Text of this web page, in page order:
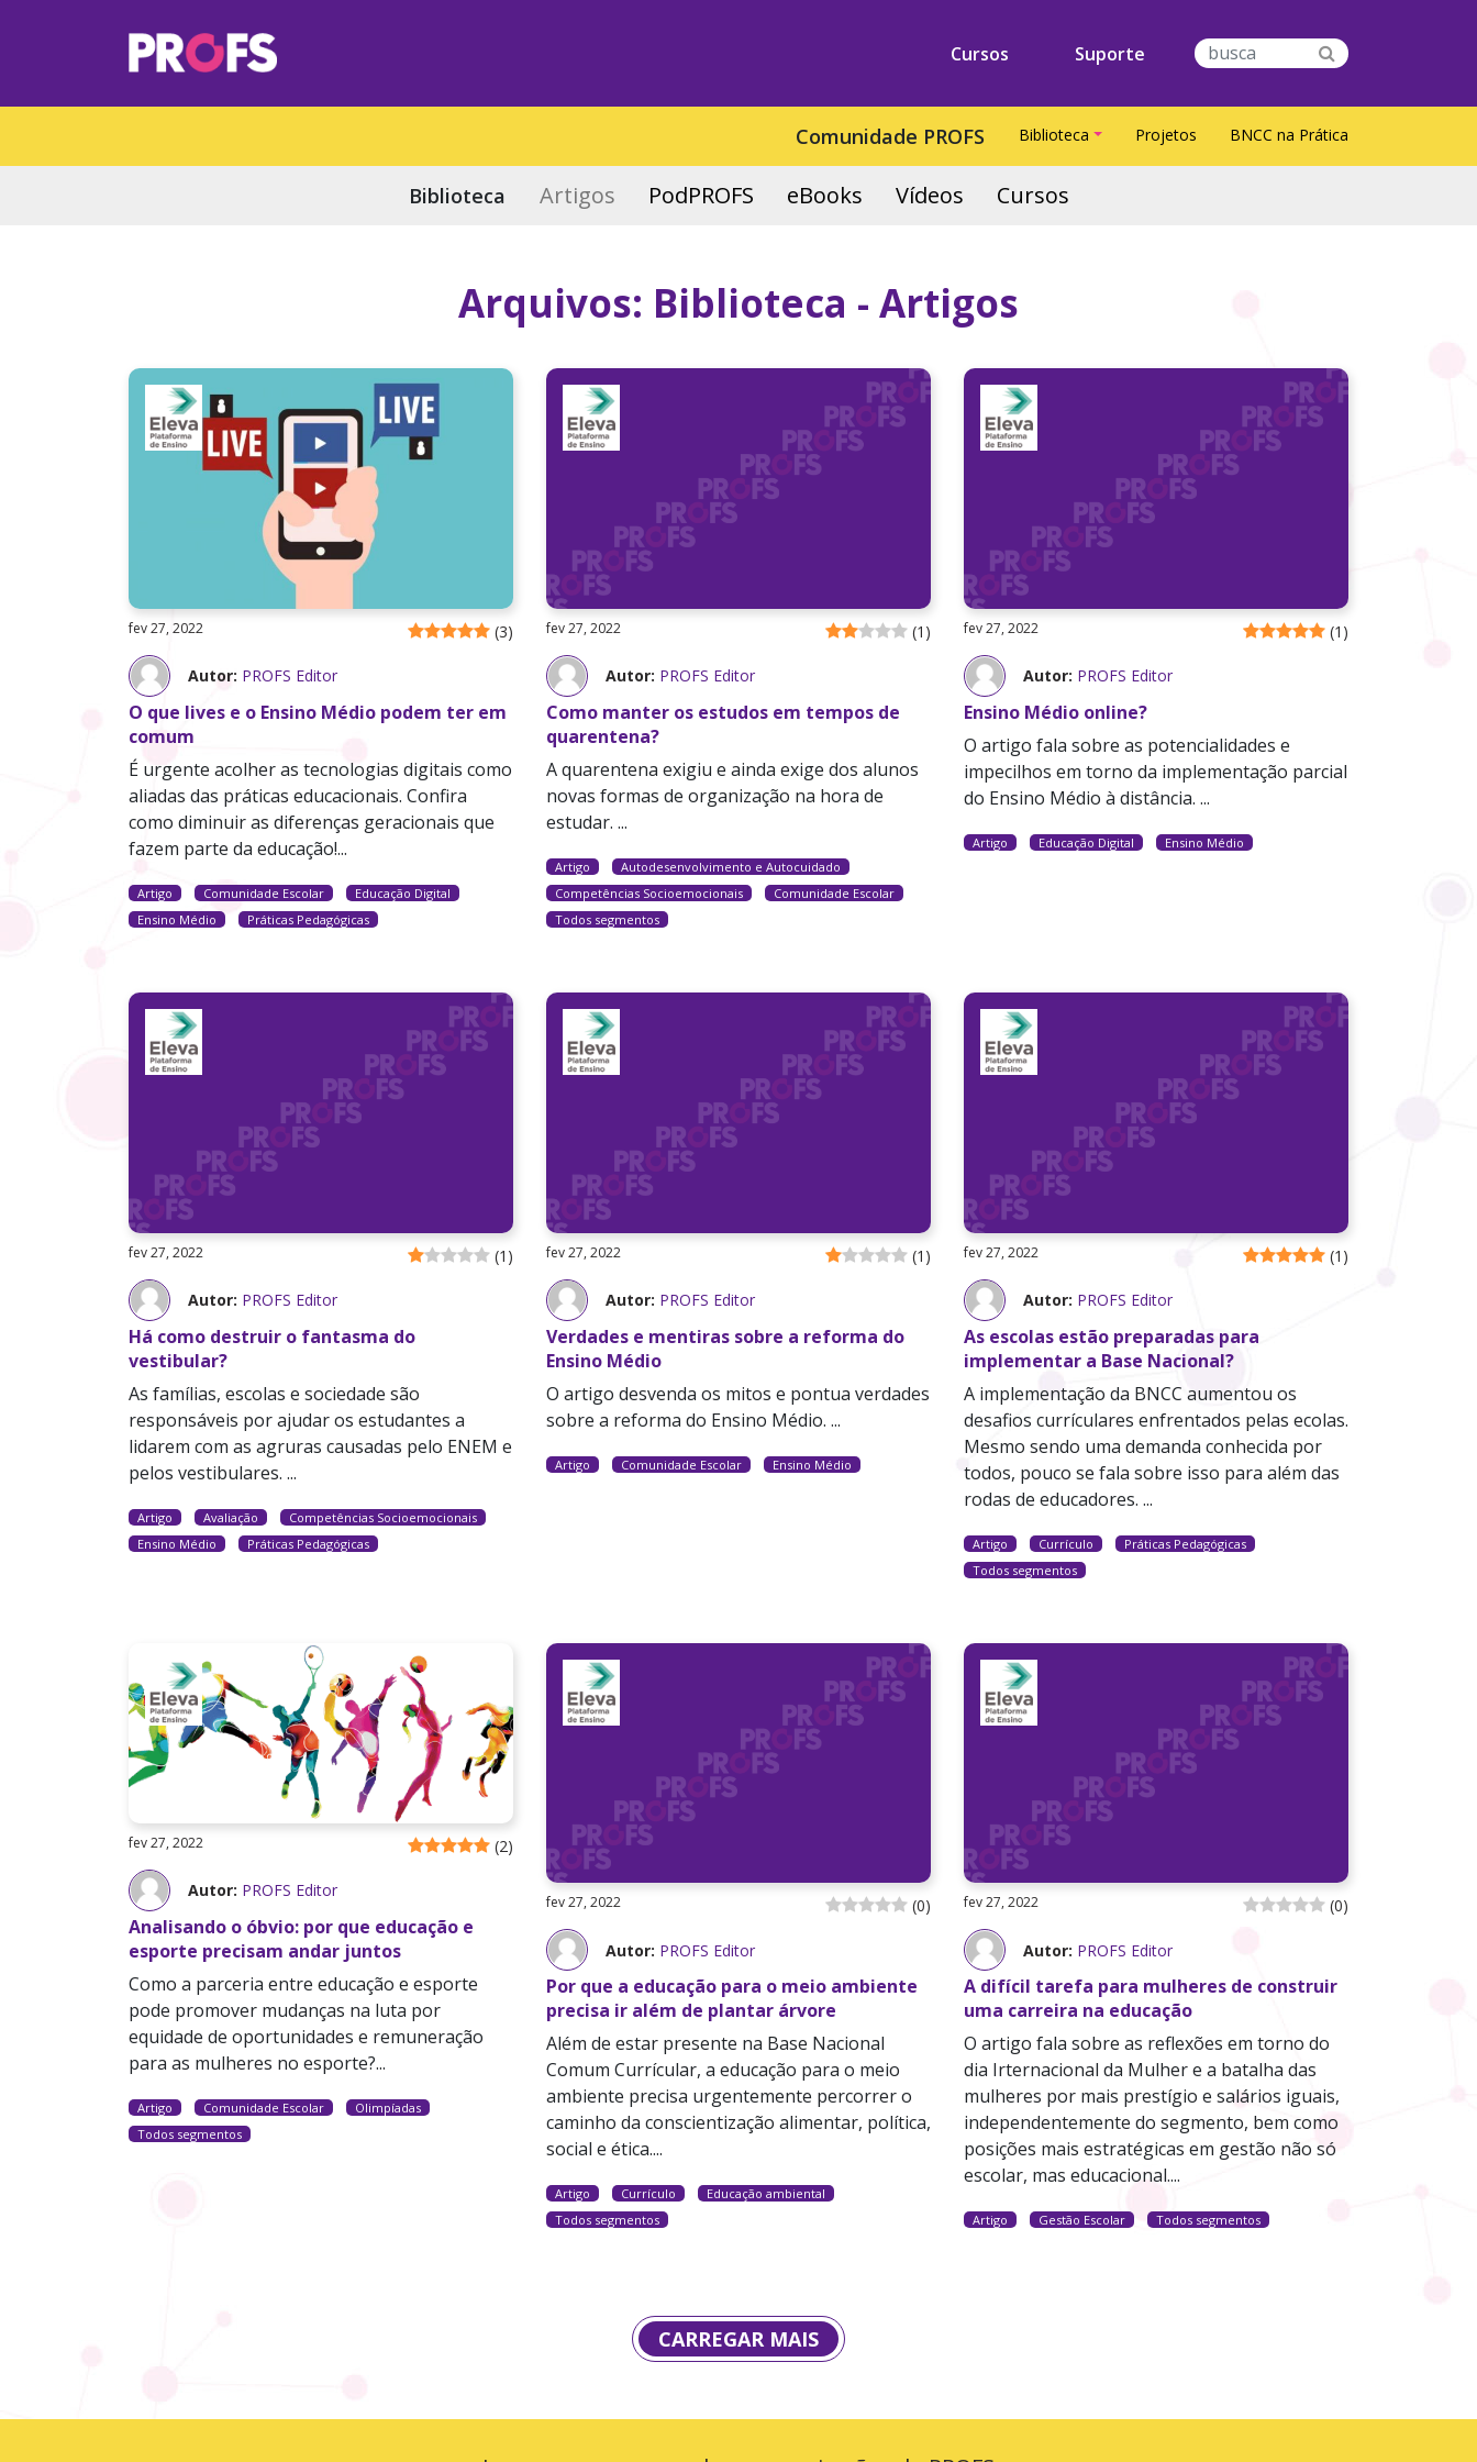
Cursos Suporte
Comunidade PROFS Biblioteca Projetos BNCC na Prática
Biblioteca Artigos PodPROFS eBooks Vídeos Cursos
Arquivos: Biblioteca - Artigos
fev 27, 2022 (3)
Autor: PROFS Editor
O que lives e o Ensino Médio podem ter em
comum
É urgente acolher as tecnologias digitais como
aliadas das práticas educacionais. Confira
como diminuir as diferenças geracionais que
fazem parte da educação!...
Artigo Comunidade Escolar
Educação Digital
Ensino Médio
Práticas Pedagógicas
fev 27, 2022 (1 )
Autor: PROFS Editor
Como manter os estudos em tempos de
quarentena?
A quarentena exigiu e ainda exige dos alunos
novas formas de organização na hora de
estudar. ...
Artigo
Autodesenvolvimento e Autocuidado
Competências Socioemocionais
Comunidade Escolar
Todos segmentos
fev 27, 2022 (1 )
Autor: PROFS Editor
Ensino Médio online?
O artigo fala sobre as potencialidades e
impecilhos em torno da implementação parcial
do Ensino Médio à distância. ...
Artigo Educação Digital Ensino Médio
fev 27, 2022 (1 )
Autor: PROFS Editor
Há como destruir o fantasma do
vestibular?
As famílias, escolas e sociedade são
responsáveis por ajudar os estudantes a
lidarem com as agruras causadas pelo ENEM e
pelos vestibulares. ...
Artigo Avaliação
Competências Socioemocionais
Ensino Médio
Práticas Pedagógicas
fev 27, 2022 (1 )
Autor: PROFS Editor
Verdades e mentiras sobre a reforma do
Ensino Médio
O artigo desvenda os mitos e pontua verdades
sobre a reforma do Ensino Médio. ...
Artigo Comunidade Escolar Ensino Médio
fev 27, 2022 (1 )
Autor: PROFS Editor
As escolas estão preparadas para
implementar a Base Nacional?
A implementação da BNCC aumentou os
desafios currículares enfrentados pelas ecolas.
Mesmo sendo uma demanda conhecida por
todos, pouco se fala sobre isso para além das
rodas de educadores. ...
Artigo Currículo
Práticas Pedagógicas
Todos segmentos
fev 27, 2022 (2)
Autor: PROFS Editor
Analisando o óbvio: por que educação e
esporte precisam andar juntos
Como a parceria entre educação e esporte
pode promover mudanças na luta por
equidade de oportunidades e remuneração
para as mulheres no esporte?...
Artigo Comunidade Escolar
Olimpíadas
Todos segmentos
fev 27, 2022 (0)
Autor: PROFS Editor
Por que a educação para o meio ambiente
precisa ir além de plantar árvore
Além de estar presente na Base Nacional
Comum Currícular, a educação para o meio
ambiente precisa urgentemente percorrer o
caminho da conscientização alimentar, política,
social e ética....
Artigo Currículo
Educação ambiental
Todos segmentos
fev 27, 2022 (0)
Autor: PROFS Editor
A difícil tarefa para mulheres de construir
uma carreira na educação
O artigo fala sobre as reflexões em torno do
dia Irternacional da Mulher e a batalha das
mulheres por mais prestígio e salários iguais,
independentemente do segmento, bem como
posições mais estratégicas em gestão não só
escolar, mas educacional....
Artigo Gestão Escolar Todos segmentos
CARREGAR MAIS